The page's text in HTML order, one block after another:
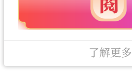
了解更多